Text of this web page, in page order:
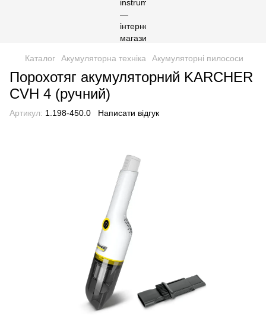
Каталог Акумуляторна техніка Акумуляторні пилососи
Порохотяг акумуляторний KARCHER
CVH 4 (ручний)
Артикул: 1.198-450.0 Написати відгук